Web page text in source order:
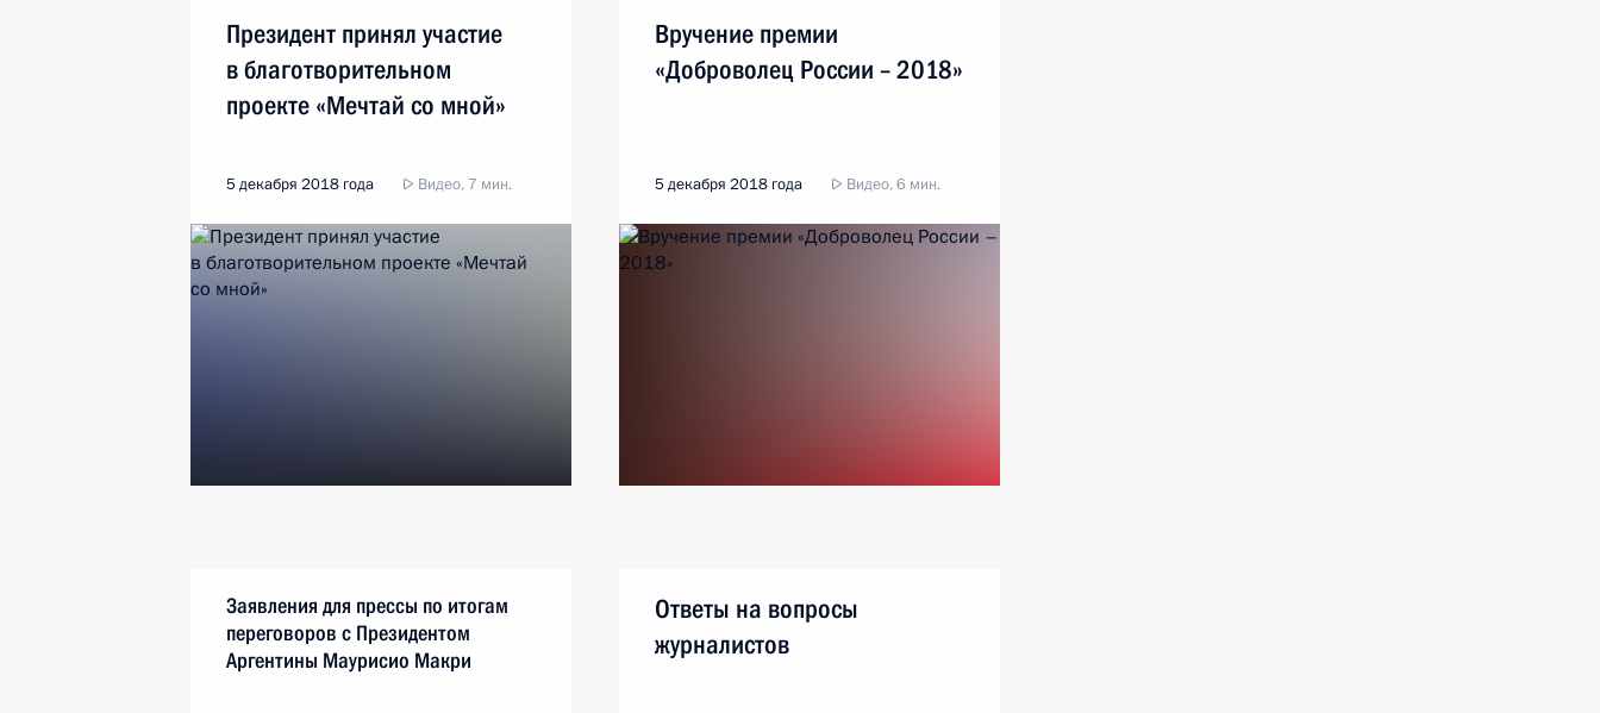
Президент принял участие
в благотворительном
проекте «Мечтай со мной»
5 декабря 2018 года Видео, 7 мин.
Вручение премии
«Доброволец России – 2018»
5 декабря 2018 года Видео, 6 мин.
Заявления для прессы по итогам
переговоров с Президентом
Аргентины Маурисио Макри
Ответы на вопросы
журналистов